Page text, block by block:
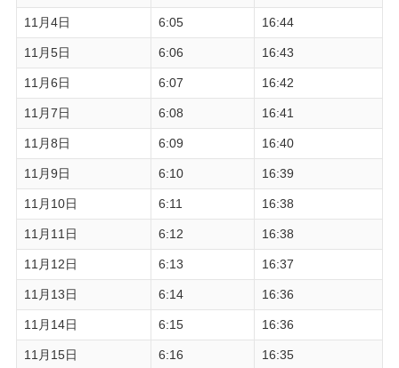
11月4日 6:05 16:44
11月5日 6:06 16:43
11月6日 6:07 16:42
11月7日 6:08 16:41
11月8日 6:09 16:40
11月9日 6:10 16:39
11月10日 6:11 16:38
11月11日 6:12 16:38
11月12日 6:13 16:37
11月13日 6:14 16:36
11月14日 6:15 16:36
11月15日 6:16 16:35